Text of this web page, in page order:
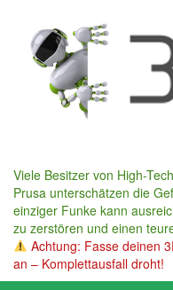
content
Viele Besitzer von High-
Prusa unterschätzen die
einziger Funke kann
zu zerstören und einen
Achtung: Fasse deinen
an – Komplettausfall droht!